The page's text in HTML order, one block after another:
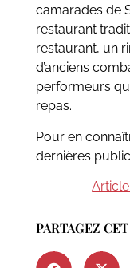
camarades de
restaurant
restaurant, un
d’anciens
performeurs
repas.
Pour en
dernières
Article
PARTAGEZ